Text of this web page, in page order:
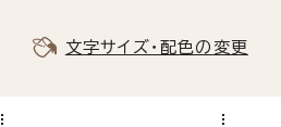
文字サイズ・配色の変更